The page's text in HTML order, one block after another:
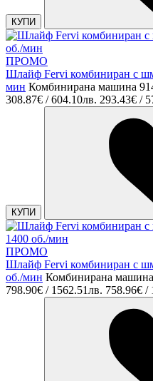
КУПИ
ПРОМО
Шлайф Fervi комбиниран с
мин Комбинирана машина
308.87€ / 604.10лв. 293.43€ /
КУПИ
ПРОМО
Шлайф Fervi комбиниран с
об./мин Комбинирана
798.90€ / 1562.51лв. 758.96€ /